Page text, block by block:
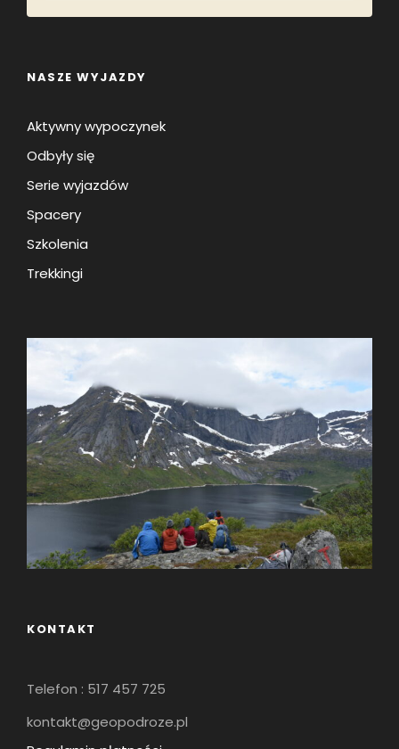
NASZE WYJAZDY
Aktywny wypoczynek
Odbyły się
Serie wyjazdów
Spacery
Szkolenia
Trekkingi
KONTAKT
Telefon : 517 457 725
kontakt@geopodroze.pl